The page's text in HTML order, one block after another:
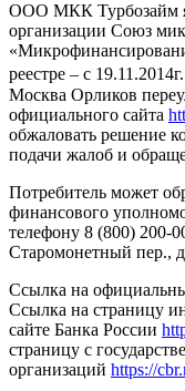
ООО МКК Турбозайм
организации Союз
реестре – с
Москва Орликов
официального сайта
обжаловать решение
подачи жалоб и
Потребитель может
финансового
телефону 8 (800) 200-
Старомонетный пер.,
Ссылка на
Ссылка на страницу
сайте Банка России
страницу с
организаций https://